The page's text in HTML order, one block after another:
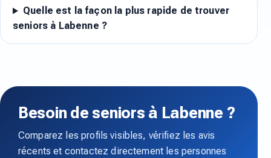
Quelle est la façon la plus rapide de trouver
seniors à Labenne ?
Besoin de seniors à Labenne ?
Comparez les profils visibles, vérifiez les avis
récents et contactez directement les personnes